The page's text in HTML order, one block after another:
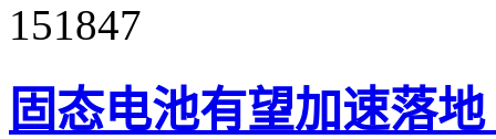
151847
固态电池有望加速落